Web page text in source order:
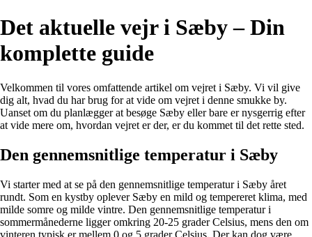
Det aktuelle vejr i Sæby – Din
komplette guide
Velkommen til vores omfattende artikel om vejret i Sæby. Vi vil give
dig alt, hvad du har brug for at vide om vejret i denne smukke by.
Uanset om du planlægger at besøge Sæby eller bare er nysgerrig efter
at vide mere om, hvordan vejret er der, er du kommet til det rette sted.
Den gennemsnitlige temperatur i Sæby
Vi starter med at se på den gennemsnitlige temperatur i Sæby året
rundt. Som en kystby oplever Sæby en mild og tempereret klima, med
milde somre og milde vintre. Den gennemsnitlige temperatur i
sommermånederne ligger omkring 20-25 grader Celsius, mens den om
vinteren typisk er mellem 0 og 5 grader Celsius. Der kan dog være